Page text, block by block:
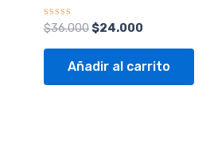
Valorado
con
0
$36.000$24.000
Añadir al carrito